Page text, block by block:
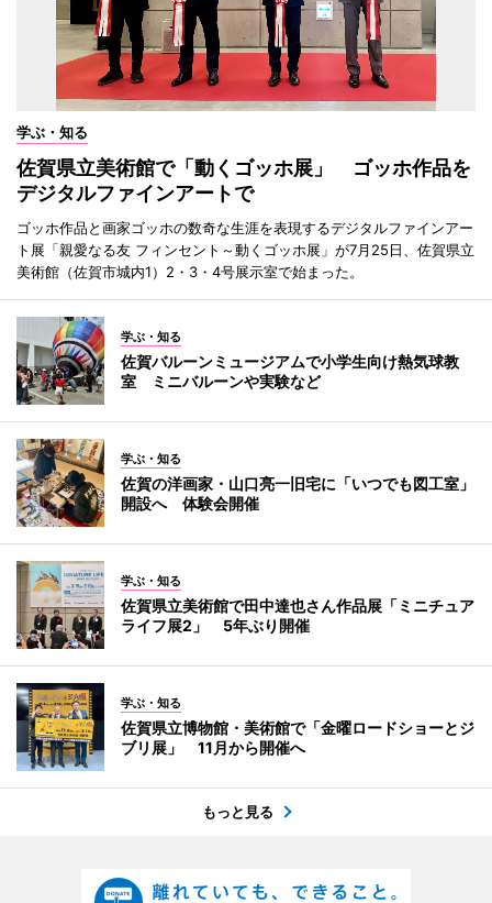
学ぶ・知る
佐賀県立美術館で「動くゴッホ展」 ゴッホ作品を
デジタルファインアートで
ゴッホ作品と画家ゴッホの数奇な生涯を表現するデジタルファインアー
ト展「親愛なる友 フィンセント～動くゴッホ展」が7月25日、佐賀県立
美術館（佐賀市城内1）2・3・4号展示室で始まった。
学ぶ・知る
佐賀バルーンミュージアムで小学生向け熱気球教
室 ミニバルーンや実験など
学ぶ・知る
佐賀の洋画家・山口亮一旧宅に「いつでも図工室」
開設へ 体験会開催
学ぶ・知る
佐賀県立美術館で田中達也さん作品展「ミニチュア
ライフ展2」 5年ぶり開催
学ぶ・知る
佐賀県立博物館・美術館で「金曜ロードショーとジ
ブリ展」 11月から開催へ
もっと見る